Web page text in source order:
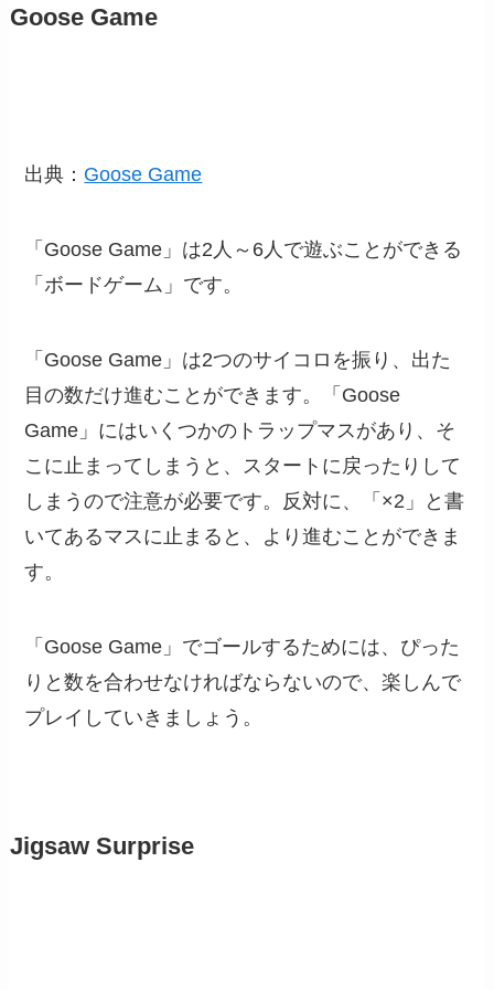
Goose Game
出典： Goose Game
「Goose Game」は2人～6人で遊ぶことができる
「ボードゲーム」です。
「Goose Game」は2つのサイコロを振り、出た
目の数だけ進むことができます。「Goose
Game」にはいくつかのトラップマスがあり、そ
こに止まってしまうと、スタートに戻ったりして
しまうので注意が必要です。反対に、「×2」と書
いてあるマスに止まると、より進むことができま
す。
「Goose Game」でゴールするためには、ぴった
りと数を合わせなければならないので、楽しんで
プレイしていきましょう。
Jigsaw Surprise